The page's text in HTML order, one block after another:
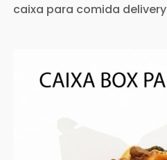
caixa para comida delivery